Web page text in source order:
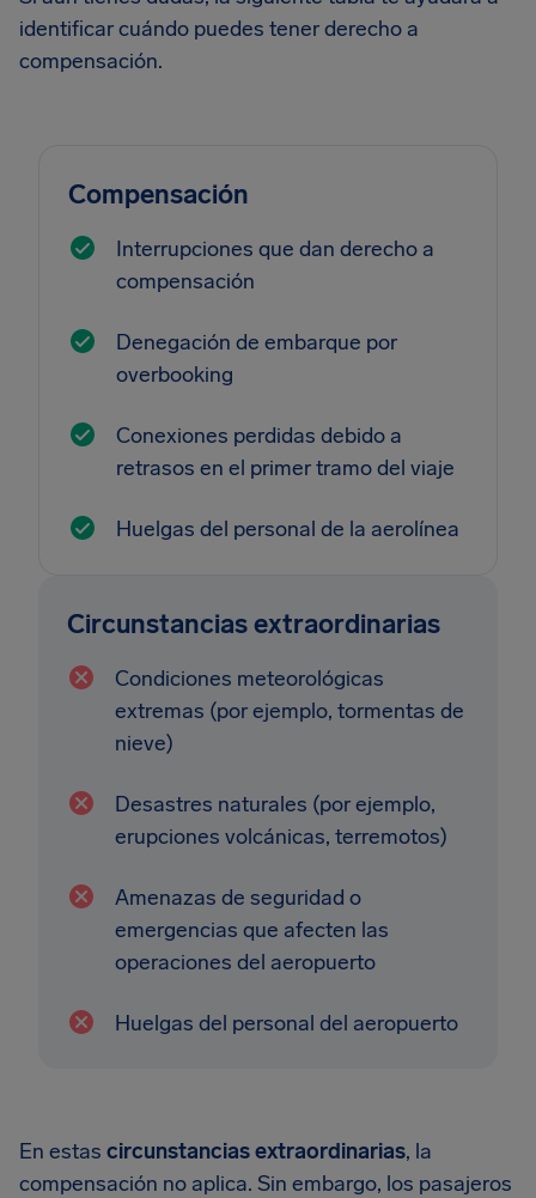
identificar cuándo puedes tener derecho a
compensación.
Compensación
Interrupciones que dan derecho a
compensación
Denegación de embarque por
overbooking
Conexiones perdidas debido a
retrasos en el primer tramo del viaje
Huelgas del personal de la aerolínea
Circunstancias extraordinarias
Condiciones meteorológicas
extremas (por ejemplo, tormentas de
nieve)
Desastres naturales (por ejemplo,
erupciones volcánicas, terremotos)
Amenazas de seguridad o
emergencias que afecten las
operaciones del aeropuerto
Huelgas del personal del aeropuerto
En estas circunstancias extraordinarias, la
compensación no aplica. Sin embargo, los pasajeros